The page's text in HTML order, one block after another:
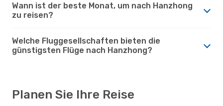
Wann ist der beste Monat, um nach Hanzhong
zu reisen?
Welche Fluggesellschaften bieten die
günstigsten Flüge nach Hanzhong?
Planen Sie Ihre Reise